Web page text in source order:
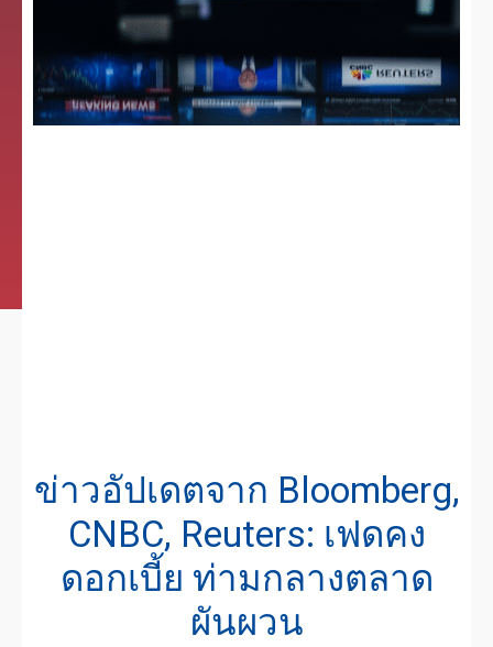
ข่าวอัปเดตจาก Bloomberg,
CNBC, Reuters: เฟดคง
ดอกเบี้ย ท่ามกลางตลาด
ผันผวน